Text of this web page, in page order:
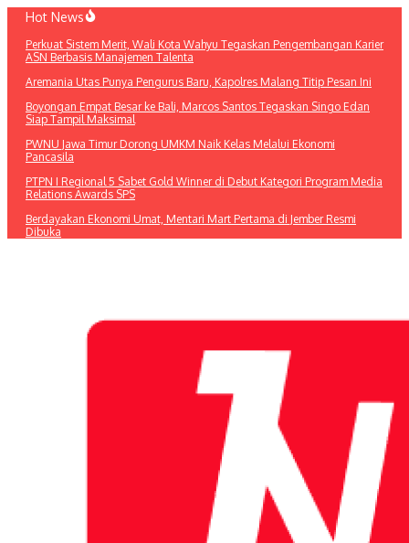
Lewati
konten
Hot News
Perkuat Sistem Merit, Wali Kota Wahyu Tegaskan Pengembangan Karier
ASN Berbasis Manajemen Talenta
Aremania Utas Punya Pengurus Baru, Kapolres Malang Titip Pesan Ini
Boyongan Empat Besar ke Bali, Marcos Santos Tegaskan Singo Edan
Siap Tampil Maksimal
PWNU Jawa Timur Dorong UMKM Naik Kelas Melalui Ekonomi
Pancasila
PTPN I Regional 5 Sabet Gold Winner di Debut Kategori Program Media
Relations Awards SPS
Berdayakan Ekonomi Umat, Mentari Mart Pertama di Jember Resmi
Dibuka